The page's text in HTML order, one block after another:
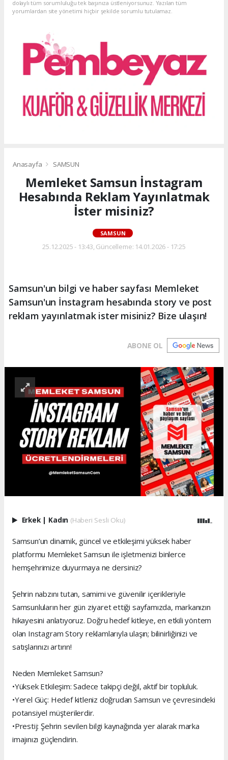
dolaylı tüm sorumluluğu tek başınıza üstleniyorsunuz. Yazılan tüm
yorumlardan site yönetimi hiçbir şekilde sorumlu tutulamaz.
Anasayfa SAMSUN
Memleket Samsun İnstagram
Hesabında Reklam Yayınlatmak
İster misiniz?
SAMSUN
25.12.2025 - 13:43, Güncelleme: 14.01.2026 - 17:25
Samsun'un bilgi ve haber sayfası Memleket
Samsun'un İnstagram hesabında story ve post
reklam yayınlatmak ister misiniz? Bize ulaşın!
ABONE OL
Erkek Kadın (Haberi Sesli Oku)
Samsun’un dinamik, güncel ve etkileşimi yüksek haber
platformu Memleket Samsun ile işletmenizi binlerce
hemşehrimize duyurmaya ne dersiniz?
Şehrin nabzını tutan, samimi ve güvenilir içerikleriyle
Samsunluların her gün ziyaret ettiği sayfamızda, markanızın
hikayesini anlatıyoruz. Doğru hedef kitleye, en etkili yöntem
olan Instagram Story reklamlarıyla ulaşın; bilinirliğinizi ve
satışlarınızı artırın!
Neden Memleket Samsun?
•Yüksek Etkileşim: Sadece takipçi değil, aktif bir topluluk.
•Yerel Güç: Hedef kitleniz doğrudan Samsun ve çevresindeki
potansiyel müşterilerdir.
•Prestij: Şehrin sevilen bilgi kaynağında yer alarak marka
imajınızı güçlendirin.